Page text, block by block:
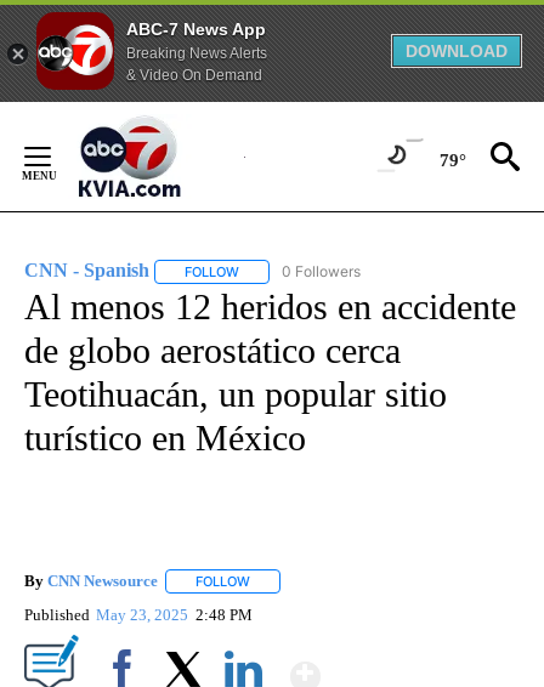
ABC-7 News App
Breaking News Alerts
& Video On Demand
DOWNLOAD
Content
79°
CNN - Spanish FOLLOW FOLLOW "CNN - SPANISH" TO RECEIVE
0 Followers
Al menos 12 heridos en accidente
de globo aerostático cerca
Teotihuacán, un popular sitio
turístico en México
By CNN Newsource FOLLOW
Published May 23, 2025 2:48 PM